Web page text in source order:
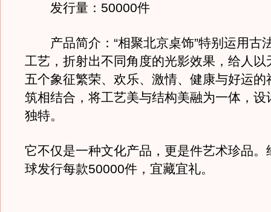
发行量：50000件
产品简介：“相聚北京桌饰”特别运用古
工艺，折射出不同角度的光影效果，给人以
五个象征繁荣、欢乐、激情、健康与好运的
筑相结合，将工艺美与结构美融为一体，设
独特。
它不仅是一种文化产品，更是件艺术珍品。
球发行每款50000件，宜藏宜礼。